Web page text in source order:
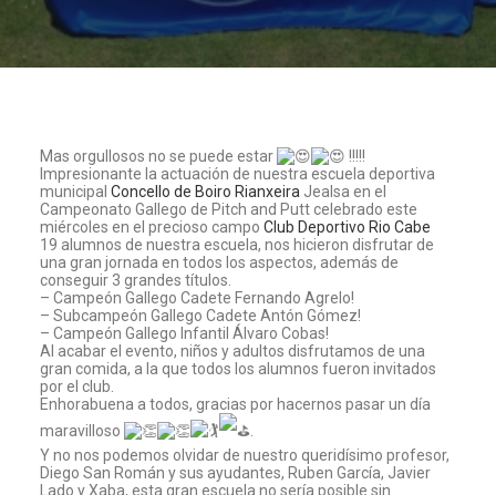
Mas orgullosos no se puede estar
!!!!!
Impresionante la actuación de nuestra escuela deportiva
municipal Concello de Boiro Rianxeira Jealsa en el
Campeonato Gallego de Pitch and Putt celebrado este
miércoles en el precioso campo Club Deportivo Rio Cabe
19 alumnos de nuestra escuela, nos hicieron disfrutar de
una gran jornada en todos los aspectos, además de
conseguir 3 grandes títulos.
– Campeón Gallego Cadete Fernando Agrelo!
– Subcampeón Gallego Cadete Antón Gómez!
– Campeón Gallego Infantil Álvaro Cobas!
Al acabar el evento, niños y adultos disfrutamos de una
gran comida, a la que todos los alumnos fueron invitados
por el club.
Enhorabuena a todos, gracias por hacernos pasar un día
maravilloso
Y no nos podemos olvidar de nuestro queridísimo profesor,
Diego San Román y sus ayudantes, Ruben García, Javier
Lado y Xaba, esta gran escuela no sería posible sin